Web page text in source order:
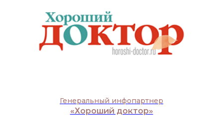
Генеральный инфопартнер
«Хороший доктор»